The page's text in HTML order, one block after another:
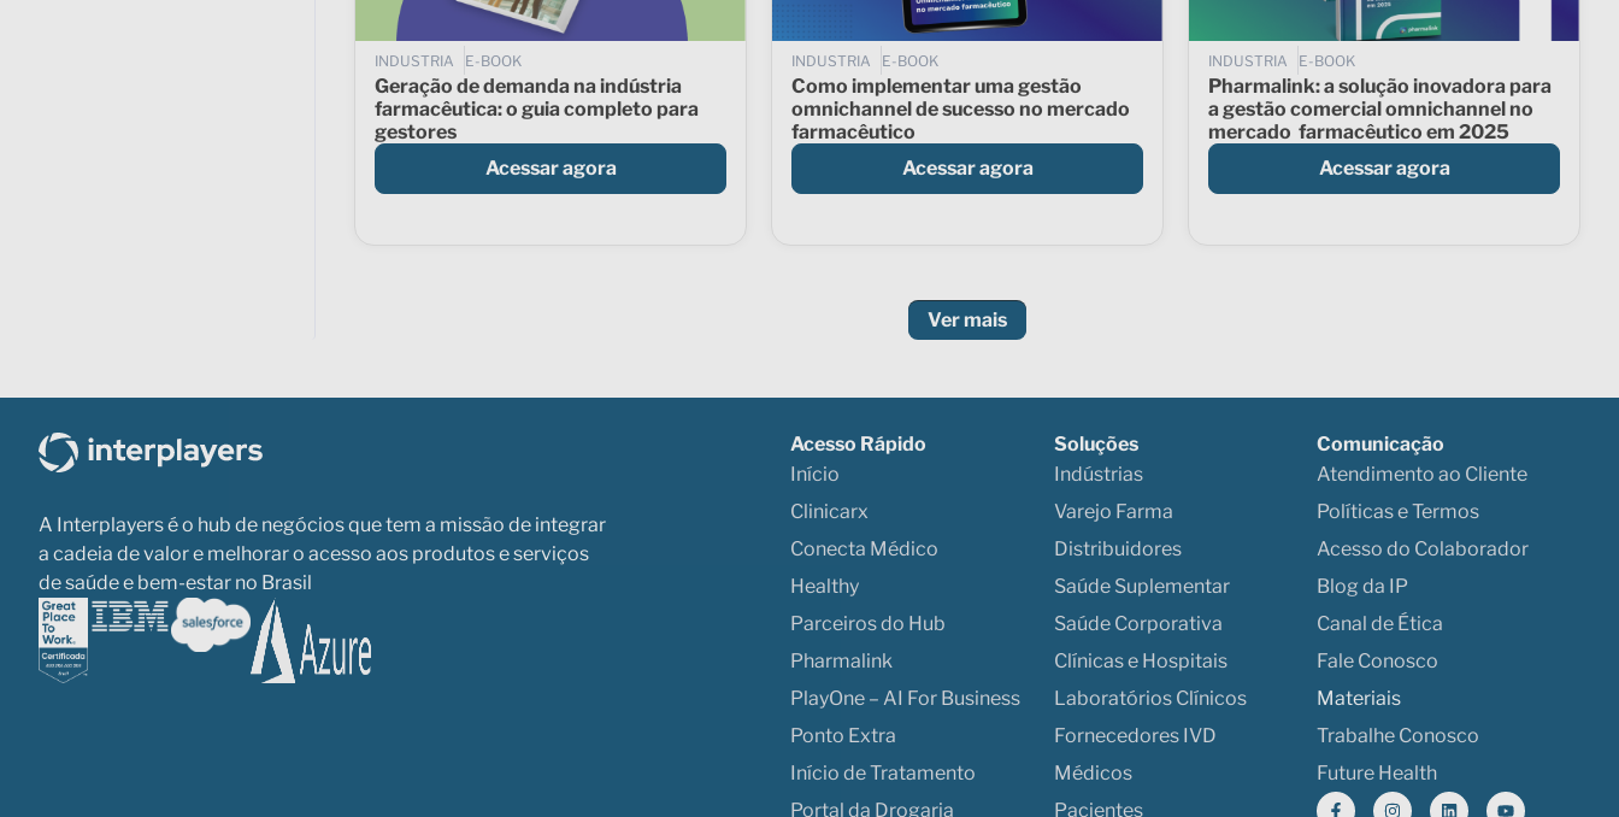
INDUSTRIA E-BOOK
Geração de demanda na indústria
farmacêutica: o guia completo para
gestores
Acessar agora
INDUSTRIA E-BOOK
Como implementar uma gestão
omnichannel de sucesso no mercado
farmacêutico
Acessar agora
INDUSTRIA E-BOOK
Pharmalink: a solução inovadora para
a gestão comercial omnichannel no
mercado farmacêutico em 2025
Acessar agora
Ver mais
A Interplayers é o hub de negócios que tem a missão de integrar
a cadeia de valor e melhorar o acesso aos produtos e serviços
de saúde e bem-estar no Brasil
Acesso Rápido
Início
Clinicarx
Conecta Médico
Healthy
Parceiros do Hub
Pharmalink
PlayOne – AI For Business
Ponto Extra
Início de Tratamento
Portal da Drogaria
Soluções
Indústrias
Varejo Farma
Distribuidores
Saúde Suplementar
Saúde Corporativa
Clínicas e Hospitais
Laboratórios Clínicos
Fornecedores IVD
Médicos
Pacientes
Comunicação
Atendimento ao Cliente
Políticas e Termos
Acesso do Colaborador
Blog da IP
Canal de Ética
Fale Conosco
Materiais
Trabalhe Conosco
Future Health